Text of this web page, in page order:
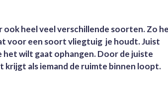
heel veel verschillende soorten. Zo
voor een soort vliegtuig je houdt. Juist
wilt gaat ophangen. Door de juiste
als iemand de ruimte binnen loopt.